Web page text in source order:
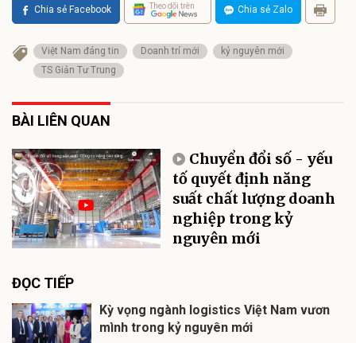
Chia sẻ Facebook Theo dõi trên Chia sẻ Zalo
Việt Nam đáng tin Doanh trí mới
kỷ nguyên mới
TS Giản Tư Trung
BÀI LIÊN QUAN
Chuyển đổi số - yếu
tố quyết định năng
suất chất lượng doanh
nghiệp trong kỷ
nguyên mới
ĐỌC TIẾP
Kỳ vọng ngành logistics Việt Nam vươn
mình trong kỷ nguyên mới